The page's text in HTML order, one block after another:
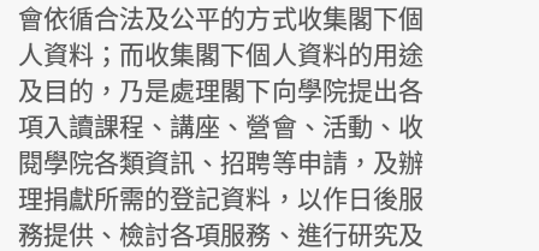
會依循合法及公平的方式收集閣下個
人資料；而收集閣下個人資料的用途
及目的，乃是處理閣下向學院提出各
項入讀課程、講座、營會、活動、收
閱學院各類資訊、招聘等申請，及辦
理捐獻所需的登記資料，以作日後服
務提供、檢討各項服務、進行研究及